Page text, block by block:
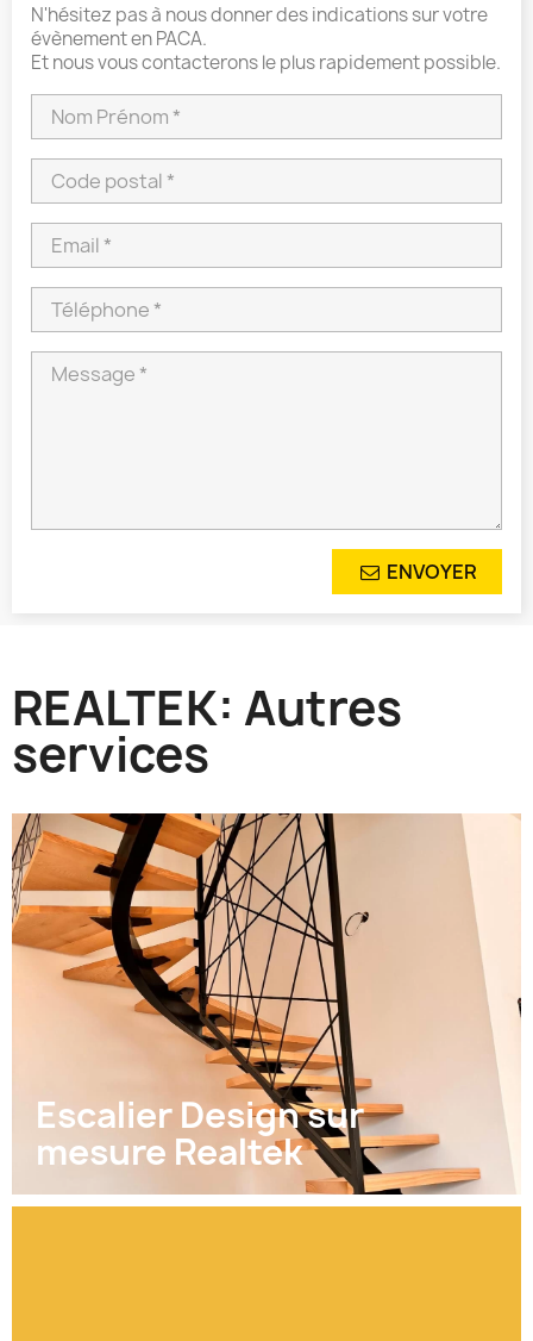
N'hésitez pas à nous donner des indications sur votre
évènement en PACA.
Et nous vous contacterons le plus rapidement possible.
ENVOYER
REALTEK: Autres
services
Escalier Design sur
mesure Realtek